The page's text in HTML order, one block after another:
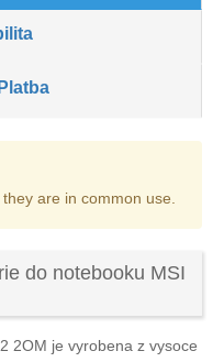
are in common use.
do notebooku MSI
2OM je vyrobena z vysoce